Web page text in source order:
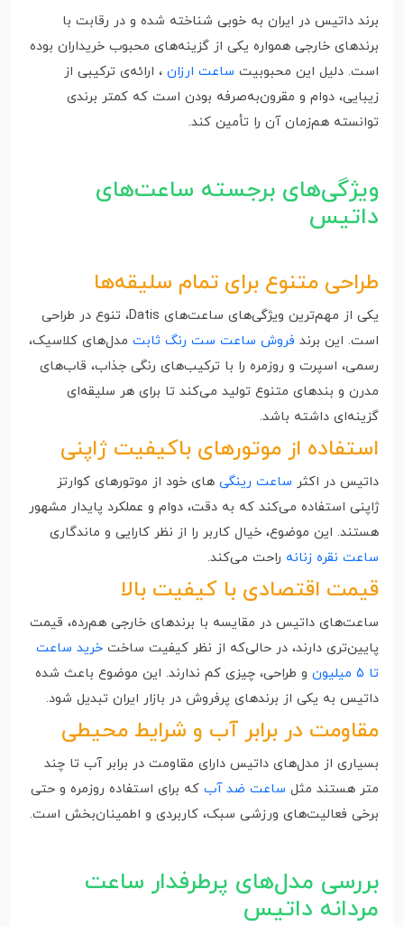
برند داتیس در ایران به خوبی شناخته شده و در رقابت با
برندهای خارجی همواره یکی از گزینه‌های محبوب خریداران بوده
است. دلیل این محبوبیت ساعت ارزان ، ارائه‌ی ترکیبی از
زیبایی، دوام و مقرون‌به‌صرفه بودن است که کمتر برندی
توانسته هم‌زمان آن را تأمین کند.
ویژگی‌های برجسته ساعت‌های
داتیس
طراحی متنوع برای تمام سلیقه‌ها
یکی از مهم‌ترین ویژگی‌های ساعت‌های Datis، تنوع در طراحی
است. این برند فروش ساعت ست رنگ ثابت مدل‌های کلاسیک،
رسمی، اسپرت و روزمره را با ترکیب‌های رنگی جذاب، قاب‌های
مدرن و بندهای متنوع تولید می‌کند تا برای هر سلیقه‌ای
گزینه‌ای داشته باشد.
استفاده از موتورهای باکیفیت ژاپنی
داتیس در اکثر ساعت رینگی های خود از موتورهای کوارتز
ژاپنی استفاده می‌کند که به دقت، دوام و عملکرد پایدار مشهور
هستند. این موضوع، خیال کاربر را از نظر کارایی و ماندگاری
ساعت نقره زنانه راحت می‌کند.
قیمت اقتصادی با کیفیت بالا
ساعت‌های داتیس در مقایسه با برندهای خارجی هم‌رده، قیمت
پایین‌تری دارند، در حالی‌که از نظر کیفیت ساخت خرید ساعت
تا 5 میلیون
و طراحی، چیزی کم ندارند. این موضوع باعث شده
داتیس به یکی از برندهای پرفروش در بازار ایران تبدیل شود.
مقاومت در برابر آب و شرایط محیطی
بسیاری از مدل‌های داتیس دارای مقاومت در برابر آب تا چند
متر هستند مثل ساعت ضد آب که برای استفاده روزمره و حتی
برخی فعالیت‌های ورزشی سبک، کاربردی و اطمینان‌بخش است.
بررسی مدل‌های پرطرفدار ساعت
مردانه داتیس